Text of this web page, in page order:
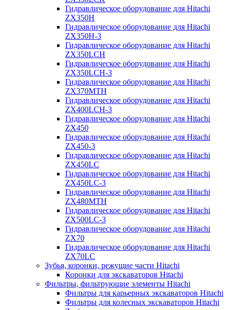
Гидравлическое оборудование для Hitachi
ZX350H
Гидравлическое оборудование для Hitachi
ZX350H-3
Гидравлическое оборудование для Hitachi
ZX350LCH
Гидравлическое оборудование для Hitachi
ZX350LCH-3
Гидравлическое оборудование для Hitachi
ZX370MTH
Гидравлическое оборудование для Hitachi
ZX400LCH-3
Гидравлическое оборудование для Hitachi
ZX450
Гидравлическое оборудование для Hitachi
ZX450-3
Гидравлическое оборудование для Hitachi
ZX450LC
Гидравлическое оборудование для Hitachi
ZX450LC-3
Гидравлическое оборудование для Hitachi
ZX480MTH
Гидравлическое оборудование для Hitachi
ZX500LC-3
Гидравлическое оборудование для Hitachi
ZX70
Гидравлическое оборудование для Hitachi
ZX70LC
Зубья, коронки, режущие части Hitachi
Коронки для экскаваторов Hitachi
Фильтры, фильтрующие элементы Hitachi
Фильтры для карьерных экскаваторов Hitachi
Фильтры для колесных экскаваторов Hitachi